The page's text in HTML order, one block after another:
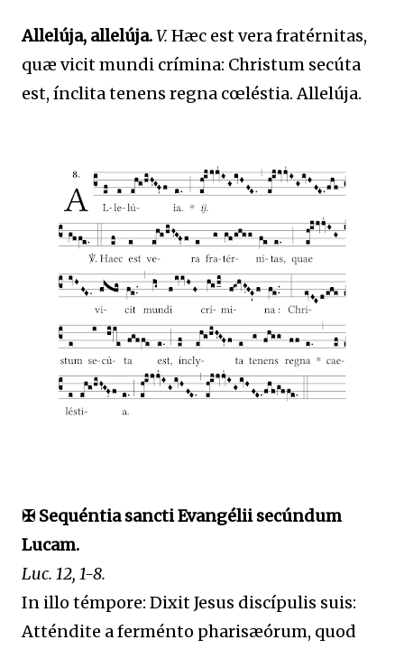
Allelúja, allelúja.V.Hæc est vera fratérnitas,
quæ vicit mundi crímina: Christum secúta
est, ínclita tenens regna cœléstia. Allelúja.
✠ Sequéntia sancti Evangélii secúndum
Lucam.
Luc. 12, 1-8.
In illo témpore: Dixit Jesus discípulis suis:
Atténdite a ferménto pharisæórum, quod